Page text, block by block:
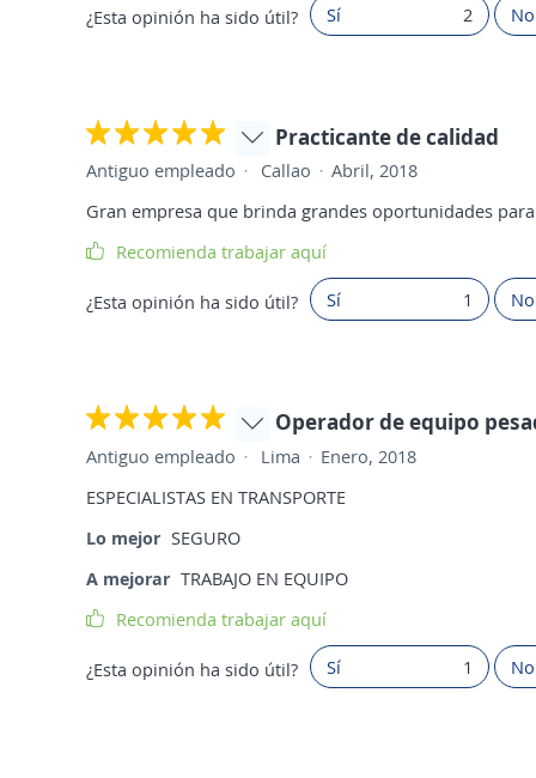
¿Esta opinión ha sido útil? Sí 2 No
Practicante de calidad
Antiguo empleado Callao
Abril, 2018
Gran empresa que brinda grandes oportunidades
Recomienda trabajar aquí
¿Esta opinión ha sido útil? Sí 1 No
Operador de equipo
Antiguo empleado Lima
Enero, 2018
ESPECIALISTAS EN TRANSPORTE
Lo mejor SEGURO
A mejorar TRABAJO EN EQUIPO
Recomienda trabajar aquí
¿Esta opinión ha sido útil? Sí 1 No